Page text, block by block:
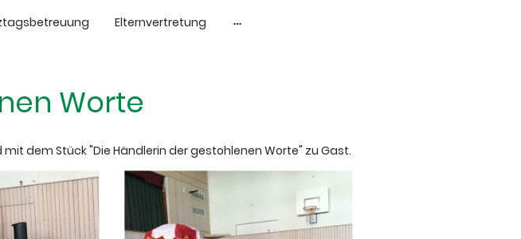
Elternvertretung
Worte
dem Stück "Die Händlerin der gestohlenen Worte" zu Gast.